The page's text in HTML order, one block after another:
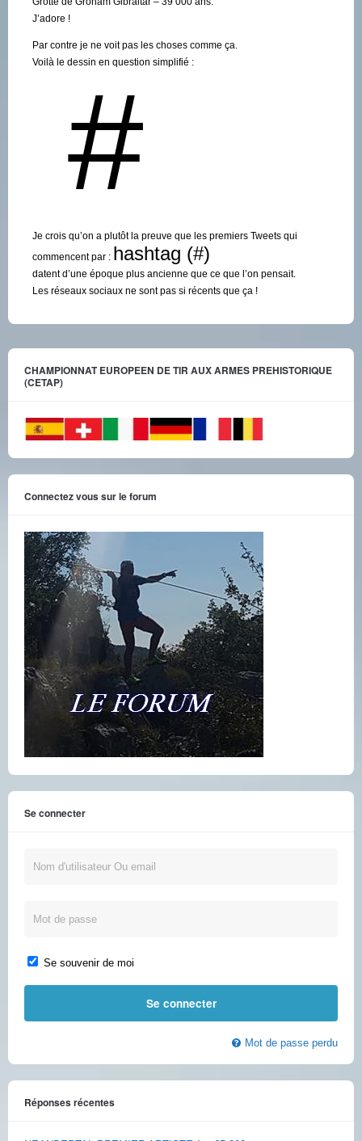
J’adore !
Par contre je ne voit pas les choses comme ça.
Voilà le dessin en question simplifié :
Je crois qu’on a plutôt la preuve que les premiers Tweets qui
commencent par : hashtag (#)
datent d’une époque plus ancienne que ce que l’on pensait.
Les réseaux sociaux ne sont pas si récents que ça !
CHAMPIONNAT EUROPEEN DE TIR AUX ARMES PREHISTORIQUE
(CETAP)
Connectez vous sur le forum
Se connecter
Se souvenir de moi
Mot de passe perdu
Réponses récentes